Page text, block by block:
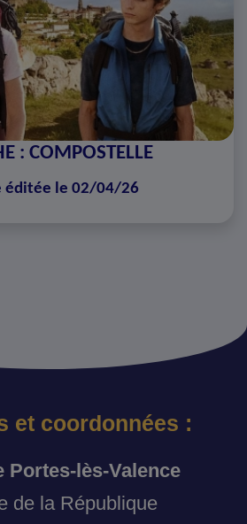
: COMPOSTELLE
éditée le 02/04/26
et coordonnées :
Portes-lès-Valence
de la République